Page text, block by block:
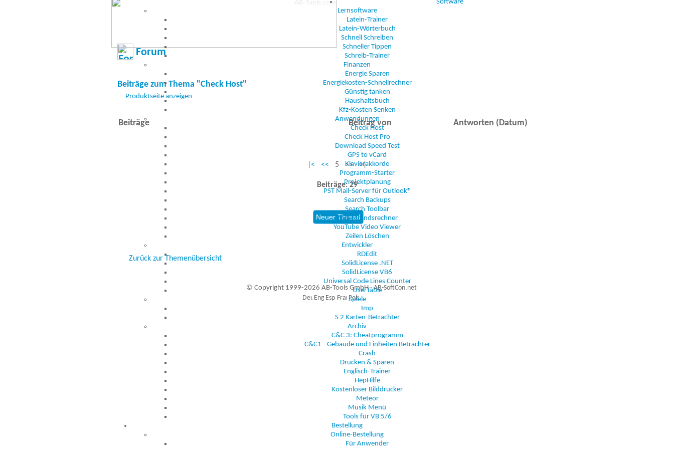
Software
Lernsoftware
Latein-Trainer
Latein-Wörterbuch
Schnell Schreiben
Schneller Tippen
Schreib-Trainer
Finanzen
Energie Sparen
Energiekosten-Schnellrechner
Günstig tanken
Haushaltsbuch
Kfz-Kosten Senken
Anwendungen
Check Host
Check Host Pro
Download Speed Test
GPS to vCard
Klavierakkorde
Programm-Starter
Projektplanung
PST Mail-Server für Outlook®
Search Backups
Search Toolbar
Widerstandsrechner
YouTube Video Viewer
Zeilen Löschen
Entwickler
RDEdit
SolidLicense .NET
SolidLicense VB6
Universal Code Lines Counter
UserTable
Spiele
Imp
S 2 Karten-Betrachter
Archiv
C&C 3: Cheatprogramm
C&C1 - Gebäude und Einheiten Betrachter
Crash
Drucken & Sparen
Englisch-Trainer
HepHilfe
Kostenloser Bilddrucker
Meteor
Musik Menü
Tools für VB 5/6
Bestellung
Online-Bestellung
Für Anwender
Forum
Beiträge zum Thema "Check Host"
Produktseite anzeigen
Beiträge Beitrag von Antworten (Datum)
|< << 5 >> >|
Beiträge: 29
Zurück zur Themenübersicht
© Copyright 1999-2026 AB-Tools GmbH ·AB-SoftCon.net
Besucher seit 20.09.1999: 19416715 Auxiliary supplies